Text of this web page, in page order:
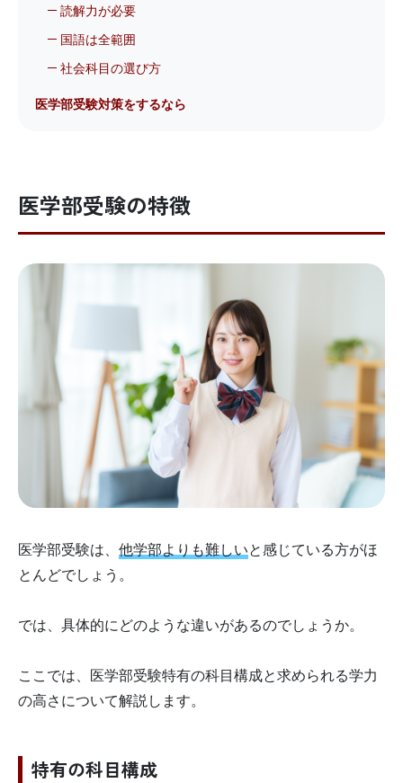
読解力が必要
国語は全範囲
社会科目の選び方
医学部受験対策をするなら
医学部受験の特徴
医学部受験は、 他学部よりも難しいと感じている方がほ
とんどでしょう。
では、具体的にどのような違いがあるのでしょうか。
ここでは、医学部受験特有の科目構成と求められる学力
の高さについて解説します。
特有の科目構成